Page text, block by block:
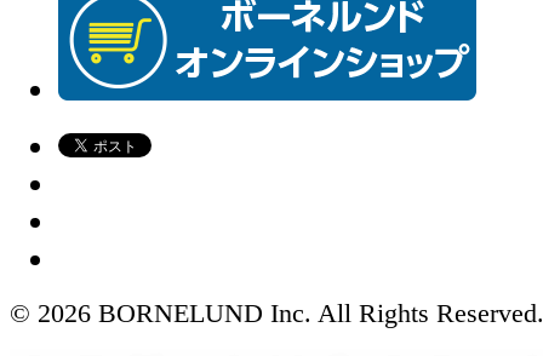
© 2026 BORNELUND Inc. All Rights Reserved.